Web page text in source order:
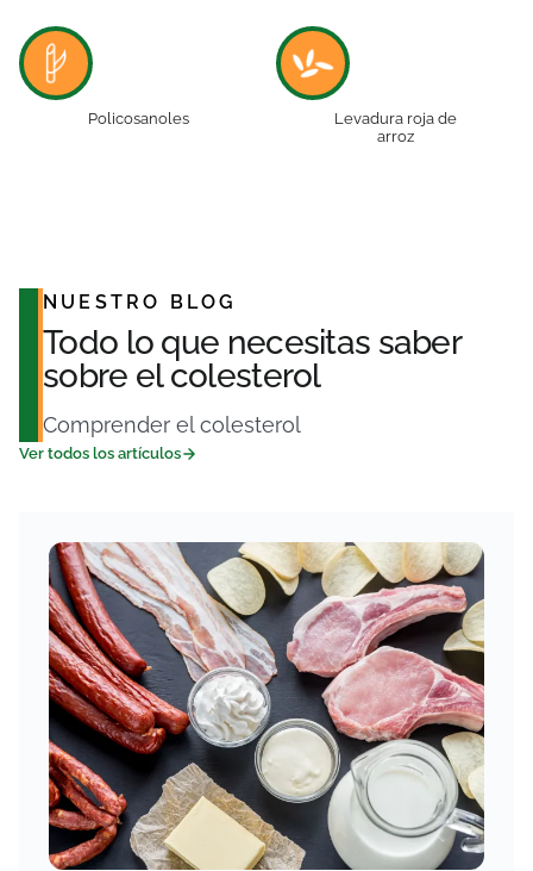
Policosanoles
Levadura roja de
arroz
NUESTRO BLOG
Todo lo que necesitas saber
sobre el colesterol
Comprender el colesterol
Ver todos los artículos